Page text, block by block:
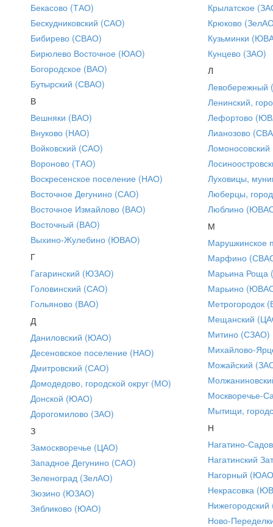
Бекасово (ТАО)
Бескудниковский (САО)
Бибирево (СВАО)
Бирюлево Восточное (ЮАО)
Богородское (ВАО)
Бутырский (СВАО)
В
Вешняки (ВАО)
Внуково (НАО)
Войковский (САО)
Вороново (ТАО)
Воскресенское поселение (НАО)
Восточное Дегунино (САО)
Восточное Измайлово (ВАО)
Восточный (ВАО)
Выхино-Жулебино (ЮВАО)
Г
Гагаринский (ЮЗАО)
Головинский (САО)
Гольяново (ВАО)
Д
Даниловский (ЮАО)
Десеновское поселение (НАО)
Дмитровский (САО)
Домодедово, городской округ (МО)
Донской (ЮАО)
Дорогомилово (ЗАО)
З
Замоскворечье (ЦАО)
Западное Дегунино (САО)
Зеленоград (ЗелАО)
Зюзино (ЮЗАО)
Зябликово (ЮАО)
Крылатское
Крюково
Кузьминки
Кунцево (ЗАО)
Л
Ленинский,
Лефортово
Лианозово
Луховицы,
Люберцы,
Люблино
М
Марушкинское
Марфино
Марьина Роща
Марьино
Метрогородок
Мещанский
Митино (СЗАО)
Михайлово-
Можайский
Москворечье-
Мытищи,
Н
Нагатино-
Нагатинский
Нагорный
Некрасовка
Ново-